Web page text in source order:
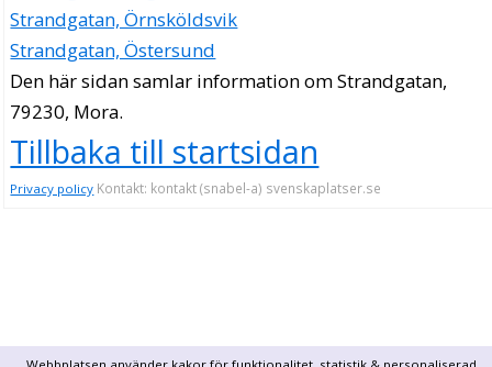
Strandgatan, Örnsköldsvik
Strandgatan, Östersund
Den här sidan samlar information om Strandgatan,
79230, Mora.
Tillbaka till startsidan
Privacy policy Kontakt: kontakt (snabel-a) svenskaplatser.se